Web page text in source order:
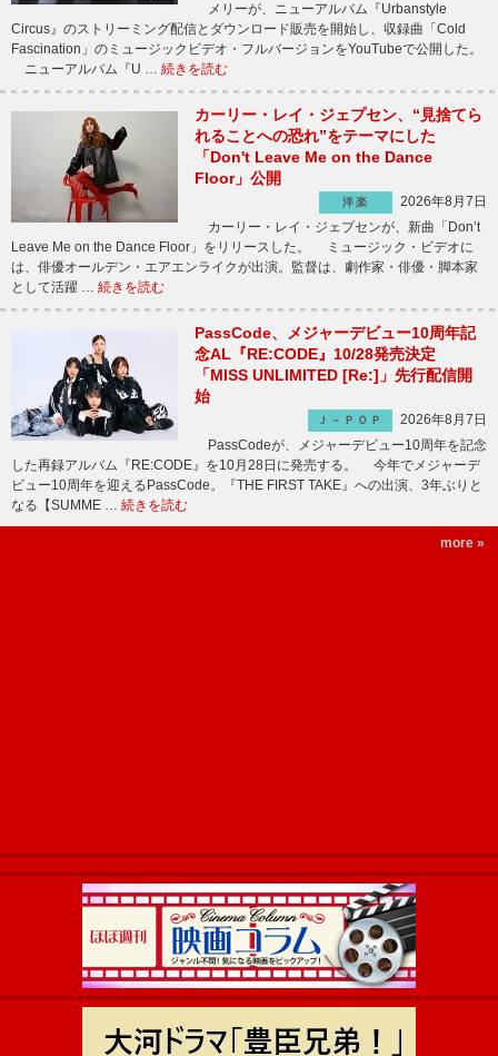
メリーが、ニューアルバム『Urbanstyle
Circus』のストリーミング配信とダウンロード販売を開始し、収録曲「Cold
Fascination」のミュージックビデオ・フルバージョンをYouTubeで公開した。
ニューアルバム『U … 続きを読む
カーリー・レイ・ジェプセン、“見捨てら
れることへの恐れ”をテーマにした
「Don't Leave Me on the Dance
Floor」公開
洋楽
2026年8月7日
カーリー・レイ・ジェプセンが、新曲「Don’t
Leave Me on the Dance Floor」をリリースした。 ミュージック・ビデオに
は、俳優オールデン・エアエンライクが出演。監督は、劇作家・俳優・脚本家
として活躍 … 続きを読む
PassCode、メジャーデビュー10周年記
念AL『RE:CODE』10/28発売決定
「MISS UNLIMITED [Re:]」先行配信開
始
Ｊ－ＰＯＰ
2026年8月7日
PassCodeが、メジャーデビュー10周年を記念
した再録アルバム『RE:CODE』を10月28日に発売する。 今年でメジャーデ
ビュー10周年を迎えるPassCode。『THE FIRST TAKE』への出演、3年ぶりと
なる【SUMME … 続きを読む
more »